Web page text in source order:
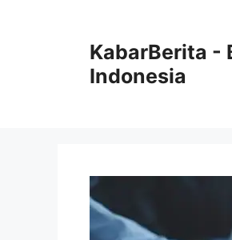
KabarBerita -
Indonesia